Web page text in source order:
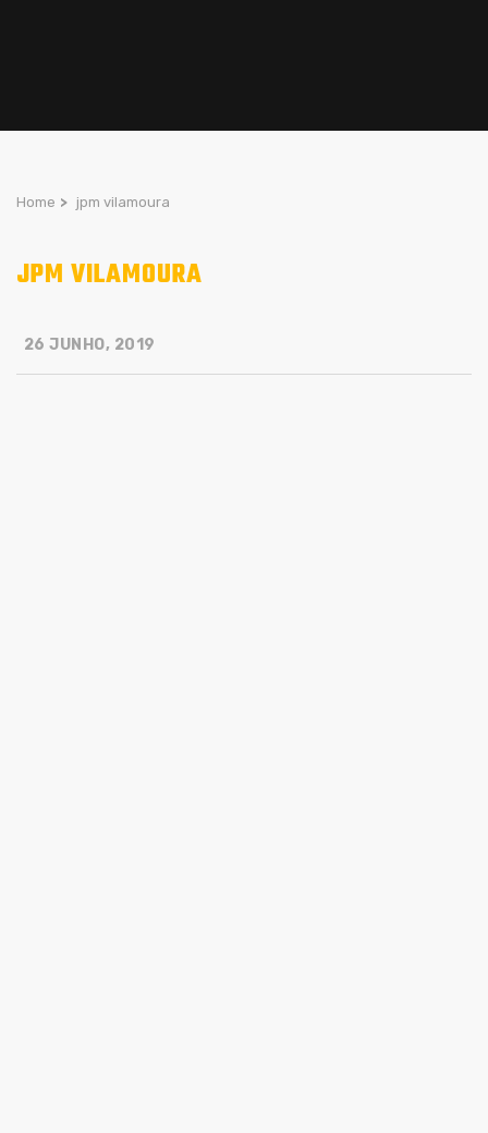
Home > jpm vilamoura
JPM VILAMOURA
26 JUNHO, 2019